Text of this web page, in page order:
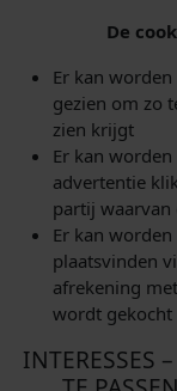
De
Er kan
gezien om zo
zien krijgt
Er kan
advertentie
partij
Er kan
plaatsvinden
afrekening
wordt gekocht
INTERESSES